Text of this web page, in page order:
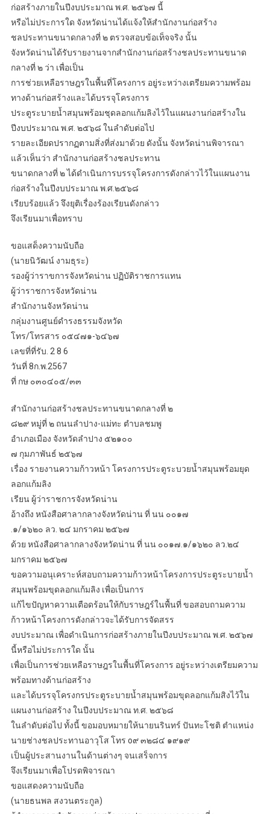
ก่อสร้างภายในปีงบประมาณ พ.ศ. ๒๕๖๗ นี้
หรือไม่ประการใด จังหวัดน่านได้แจ้งให้สำนักงานก่อสร้าง
ชลประทานขนาดกลางที่ ๒ ตรวจสอบข้อเท็จจริง นั้น
จังหวัดน่านได้รับรายงานจากสำนักงานก่อสร้างชลประทานขนาด
กลางที่ ๒ ว่า เพื่อเป็น
การช่วยเหลือราษฎรในพื้นที่โครงการ อยู่ระหว่างเตรียมความพร้อม
ทางด้านก่อสร้างและได้บรรจุโครงการ
ประตูระบายน้ำสมุนพร้อมชุดลอกแก้มลิงไว้ในแผนงานก่อสร้างใน
ปีงบประมาณ พ.ศ. ๒๕๖๘ ในลำดับต่อไป
รายละเอียดปรากฏตามสิ่งที่ส่งมาด้วย ดังนั้น จังหวัดน่านพิจารณา
แล้วเห็นว่า สำนักงานก่อสร้างชลประทาน
ขนาดกลางที่ ๒ ได้ดำเนินการบรรจุโครงการดังกล่าวไว้ในแผนงาน
ก่อสร้างในปีงบประมาณ พ.ศ.๒๕๖๘
เรียบร้อยแล้ว จึงยุติเรื่องร้องเรียนดังกล่าว
จึงเรียนมาเพื่อทราบ
ขอแสด็งความนับถือ
(นายนิวัฒน์ งามธุระ)
รองผู้ว่าราขการจังหวัดน่าน ปฏิบัติราชการแทน
ผู้ว่าราชการจังหวัดน่าน
สำนักงานจังหวัดน่าน
กลุ่มงานศูนย์ดำรงธรรมจังหวัด
โทร/โทรสาร ๐๕๔๗๑-๖๔๖๗
เลขที่ที่รับ. 2 8 6
วันที่ 8ก.พ.2567
ที่ กษ ๐๓๐๔๐๕/๓๓
สำนักงานก่อสร้างชลประทานขนาดกลางที่ ๒
๘๒๙ หมู่ที่ ๒ ถนนลำปาง-แม่ทะ ตำบลชมพู
อำเภอเมือง จังหวัดลำปาง ๕๒๑๐๐
๗ กุมภาพันธ์ ๒๕๖๗
เรื่อง รายงานความก้าวหน้า โครงการประตูระบวยน้ำสมุนพร้อมยุด
ลอกแก้มลิง
เรียน ผู้ว่าราชการจังหวัดน่าน
อ้างถึง หนังสือศาลากลางจังหวัดน่าน ที่ นน ๐๐๑๗
.๑/๑๖๒๐ ลว. ๒๔ มกราคม ๒๕๖๗
ด้วย หนังสือศาลากลางจังหวัดน่าน ที่ นน ๐๐๑๗.๑/๑๖๒๐ ลว.๒๔
มกราคม ๒๕๖๗
ขอความอนุเคราะห์สอบถามความก้าวหน้าโครงการประตูระบายน้ำ
สมุนพร้อมขุดลอกแก้มลิง เพื่อเป็นการ
แก้ไขปัญหาความเตือดร้อนให้กับราษฎร์ในพื้นที่ ขอสอบถามความ
ก้าวหน้าโครงการดังกล่าวจะได้รับการจัดสรร
งบประมาณ เพื่อดำเนินการก่อสร้างภายในปีงบประมาณ พ.ศ. ๒๕๖๗
นี้หรือไม่ประการใด นั้น
เพื่อเป็นการช่วยเหลือราษฎรในพื้นที่โครงการ อยู่ระหว่างเตรียมความ
พร้อมทางด้านก่อสร้าง
และได้บรรจุโครงกรประตูระบายน้ำสมุนพร้อมขุดลอกแก้มสิงไว้ใน
แผนงานก่อสร้าง ในปีงบประมาณ ท.ศ. ๒๕๖๘
ในลำดับต่อไป ทั้งนี้ ขอมอบหมายให้นายนรินทร์ ปันทะโชติ ตำแหน่ง
นายช่างชลประทานอาวุโส โทร o๙ ๓๒๘๔ ๑๙๑๙
เป็นผู้ประสานงานในด้านต่างๆ จนเสร็จการ
จึงเรียนมาเพื่อโปรดพิจารณา
ขอแสดงความนับถือ
(นายธนพล สงวนตระกูล)